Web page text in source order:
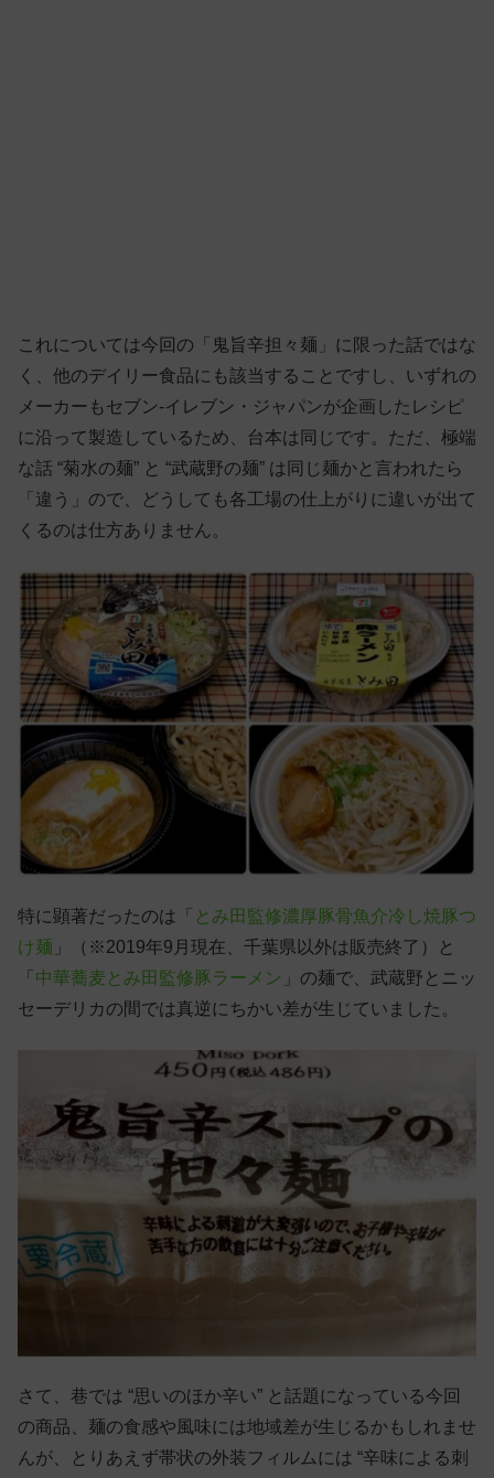
これについては今回の「鬼旨辛担々麺」に限った話ではな
く、他のデイリー食品にも該当することですし、いずれの
メーカーもセブン-イレブン・ジャパンが企画したレシピ
に沿って製造しているため、台本は同じです。ただ、極端
な話 “菊水の麺” と “武蔵野の麺” は同じ麺かと言われたら
「違う」ので、どうしても各工場の仕上がりに違いが出て
くるのは仕方ありません。
特に顕著だったのは「 とみ田監修濃厚豚骨魚介冷し焼豚つ
け麺 」（※2019年9月現在、千葉県以外は販売終了）と
「 中華蕎麦とみ田監修豚ラーメン 」の麺で、武蔵野とニッ
セーデリカの間では真逆にちかい差が生じていました。
さて、巷では “思いのほか辛い” と話題になっている今回
の商品、麺の食感や風味には地域差が生じるかもしれませ
んが、とりあえず帯状の外装フィルムには “辛味による刺